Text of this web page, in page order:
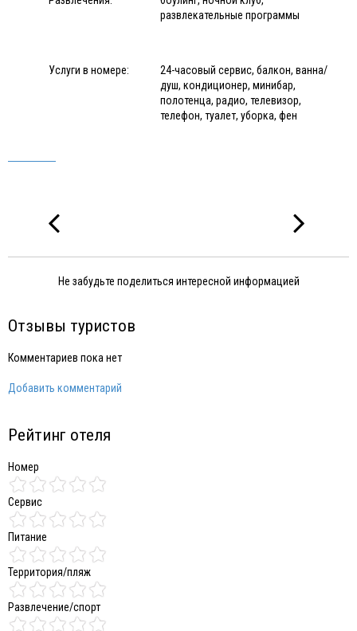
развлекательные программы
Услуги в номере:
24-часовый сервис, балкон, ванна/
душ, кондиционер, минибар,
полотенца, радио, телевизор,
телефон, туалет, уборка, фен
Не забудьте поделиться интересной информацией
Отзывы туристов
Комментариев пока нет
Добавить комментарий
Рейтинг отеля
Номер
Сервис
Питание
Территория/пляж
Развлечение/спорт